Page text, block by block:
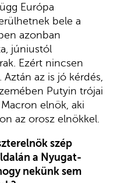
Európa
bele a
azonban
júniustól
Ezért nincsen
az is jó kérdés,
Putyin trójai
elnök, aki
az orosz elnökkel.
szép
a Nyugat-
nekünk sem